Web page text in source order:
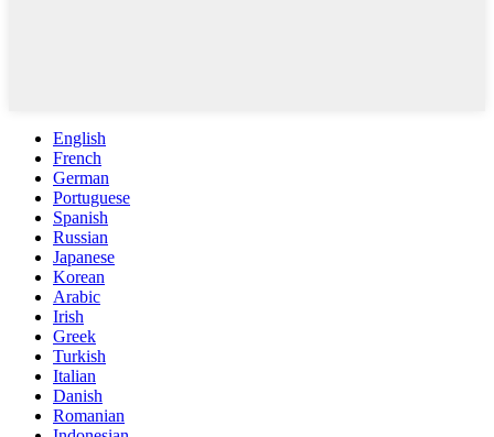
English
French
German
Portuguese
Spanish
Russian
Japanese
Korean
Arabic
Irish
Greek
Turkish
Italian
Danish
Romanian